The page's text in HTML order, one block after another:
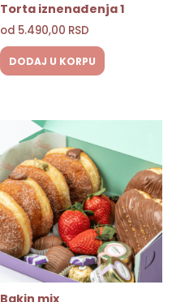
Torta iznenađenja 1
od 5.490,00 RSD
DODAJ U KORPU